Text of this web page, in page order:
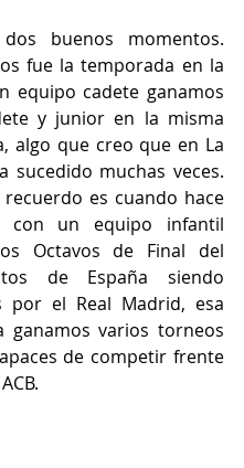
dos buenos momentos.
fue la temporada en la
equipo cadete ganamos
y junior en la misma
algo que creo que en La
sucedido muchas veces.
es cuando hace
con un equipo infantil
Octavos de Final del
de España siendo
por el Real Madrid, esa
ganamos varios torneos
de competir frente